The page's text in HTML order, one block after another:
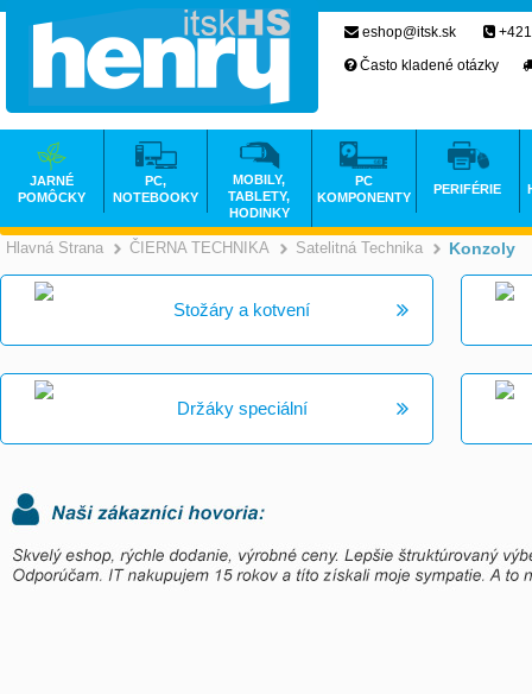
Hlavná Strana >
ČIERNA TECHNIKA >
Satelitná Technika Konzoly
Stožáry a kotvení
Držáky speciální
eshop@itsk.sk
Často kladené otázky
JARNÉ
POMÔCKY
PC,
NOTEBOOKY
MOBILY,
TABLETY,
HODINKY
PC
KOMPONENTY
PERIFÉRIE